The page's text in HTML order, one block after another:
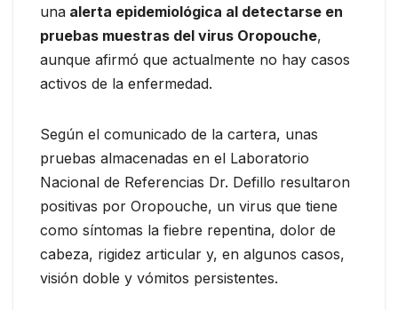
una alerta epidemiológica al detectarse en
pruebas muestras del virus Oropouche,
aunque afirmó que actualmente no hay casos
activos de la enfermedad.
Según el comunicado de la cartera, unas
pruebas almacenadas en el Laboratorio
Nacional de Referencias Dr. Defillo resultaron
positivas por Oropouche, un virus que tiene
como síntomas la fiebre repentina, dolor de
cabeza, rigidez articular y, en algunos casos,
visión doble y vómitos persistentes.